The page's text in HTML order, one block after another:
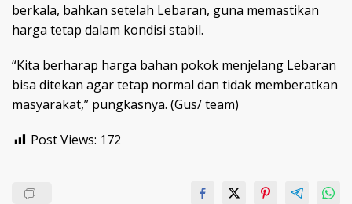
berkala, bahkan setelah Lebaran, guna memastikan
harga tetap dalam kondisi stabil.
“Kita berharap harga bahan pokok menjelang Lebaran
bisa ditekan agar tetap normal dan tidak memberatkan
masyarakat,” pungkasnya. (Gus/ team)
Post Views: 172